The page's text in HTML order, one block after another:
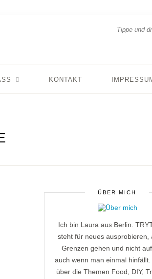
KONTAKT
ÜBER MICH
Ich bin Laura aus Berlin.
steht für neues ausprobieren,
Grenzen gehen und nicht
auch wenn man einmal hinfällt.
über die Themen Food, DIY,